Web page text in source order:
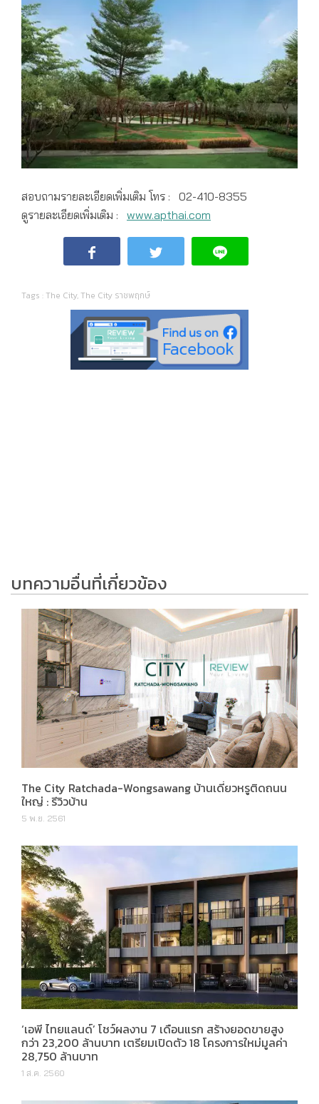
สอบถามรายละเอียดเพิ่มเติม โทร : 02-410-8355
ดูรายละเอียดเพิ่มเติม : www.apthai.com
Tags :The City,The City ราชพฤกษ์
บทความอื่นที่เกี่ยวข้อง
The City Ratchada-Wongsawang บ้านเดี่ยวหรูติดถนน
ใหญ่ : รีวิวบ้าน
5 พ.ย. 2561
‘เอพี ไทยแลนด์’ โชว์ผลงาน 7 เดือนแรก สร้างยอดขายสูง
กว่า 23,200 ล้านบาท เตรียมเปิดตัว 18 โครงการใหม่มูลค่า
28,750 ล้านบาท
1 ส.ค. 2560